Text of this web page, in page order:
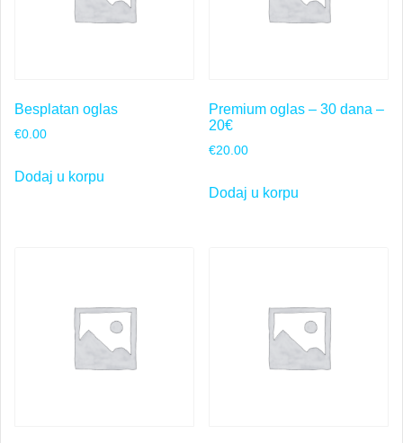
Besplatan oglas
€0.00
Dodaj u korpu
Premium oglas – 30 dana –
20€
€20.00
Dodaj u korpu